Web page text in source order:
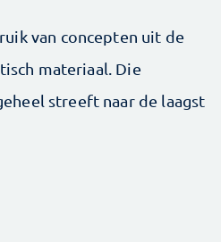
van concepten uit de
materiaal. Die
streeft naar de laagst